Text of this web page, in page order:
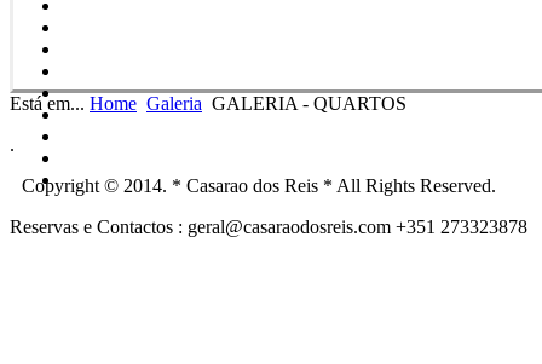
Está em... Home Galeria GALERIA - QUARTOS
.
Copyright © 2014. * Casarao dos Reis * All Rights Reserved.
Reservas e Contactos : geral@casaraodosreis.com +351 273323878